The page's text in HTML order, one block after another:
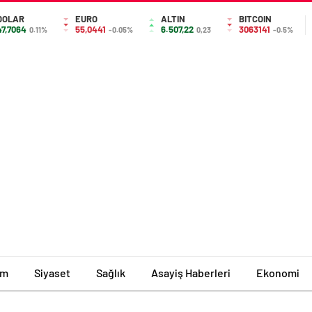
0.11%
EURO
55,0441 -0.05%
ALTIN
6.507,22 0,23
BITCOIN
3063141 -0.5%
Siyaset Sağlık Asayiş Haberleri Ekonomi